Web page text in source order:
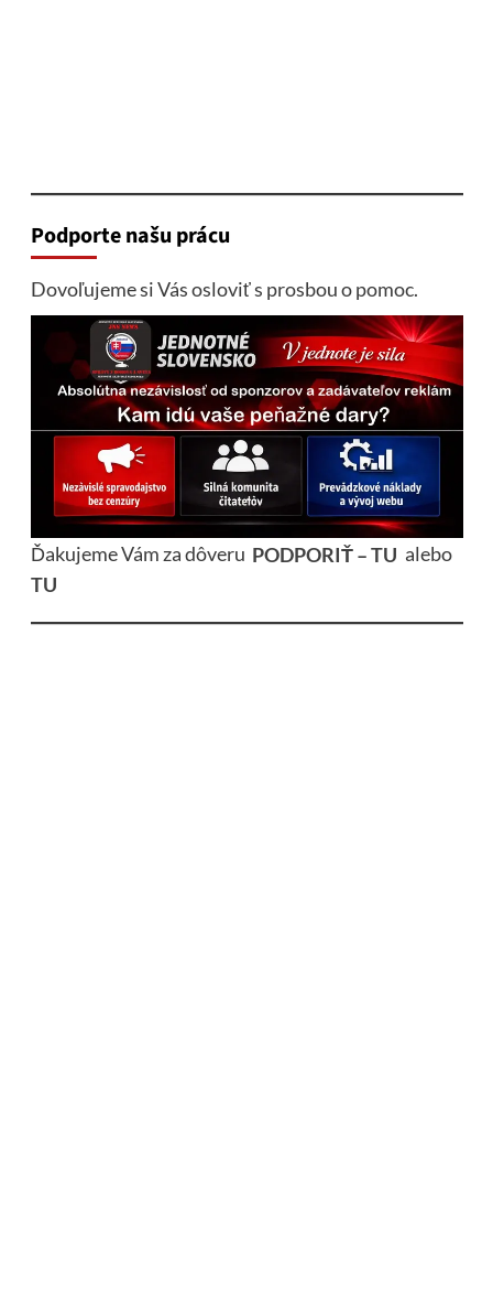
Podporte našu prácu
Dovoľujeme si Vás osloviť s prosbou o pomoc.
Ďakujeme Vám za dôveru PODPORIŤ – TU alebo
TU